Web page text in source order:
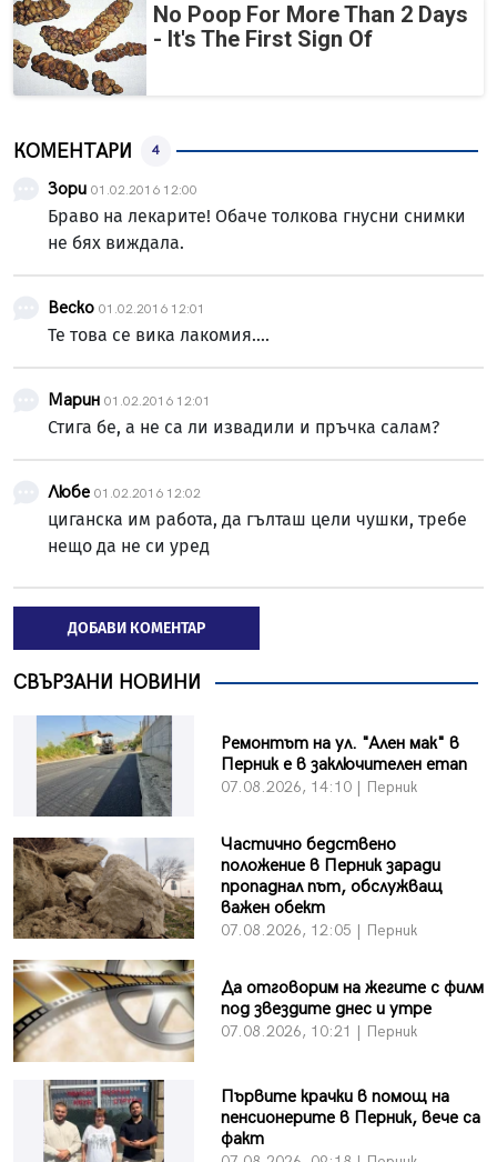
No Poop For More Than 2 Days
- It's The First Sign Of
КОМЕНТАРИ 4
Зори 01.02.2016 12:00
Браво на лекарите! Обаче толкова гнусни снимки
не бях виждала.
Веско 01.02.2016 12:01
Те това се вика лакомия....
Марин 01.02.2016 12:01
Стига бе, а не са ли извадили и пръчка салам?
Любе 01.02.2016 12:02
циганска им работа, да гълташ цели чушки, требе
нещо да не си уред
ДОБАВИ КОМЕНТАР
СВЪРЗАНИ НОВИНИ
Ремонтът на ул. "Ален мак" в
Перник е в заключителен етап
07.08.2026, 14:10 | Перник
Частично бедствено
положение в Перник заради
пропаднал път, обслужващ
важен обект
07.08.2026, 12:05 | Перник
Да отговорим на жегите с филм
под звездите днес и утре
07.08.2026, 10:21 | Перник
Първите крачки в помощ на
пенсионерите в Перник, вече са
факт